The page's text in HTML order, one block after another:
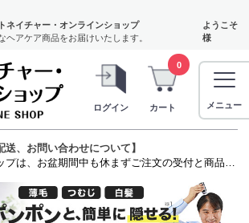
ネイチャー・オンラインショップ
ヘアケア商品をお届けいたします。
ようこそ
様
ログイン
0
カート メニュー
送、お問い合わせについて】
オンラインショップは、お盆期間中も休まずご注文の受付と商品の発送をいたします。ただし、発毛剤（第1類医薬品）に関しましては、質問票を確認する薬剤師がお休みをいただくため商品のお申し込みから発送までお時間を要します。お客様には大変ご迷惑をお掛けいたしますが、よろしくお願い申し上げます。